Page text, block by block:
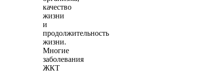
качество
жизни
и
продолжительность
жизни.
Многие
заболевания
ЖКТ